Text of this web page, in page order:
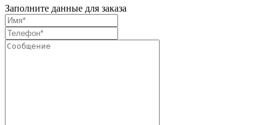
Заполните данные для заказа